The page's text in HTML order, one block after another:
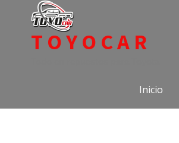
contenidoTOYOCAR
Inicio